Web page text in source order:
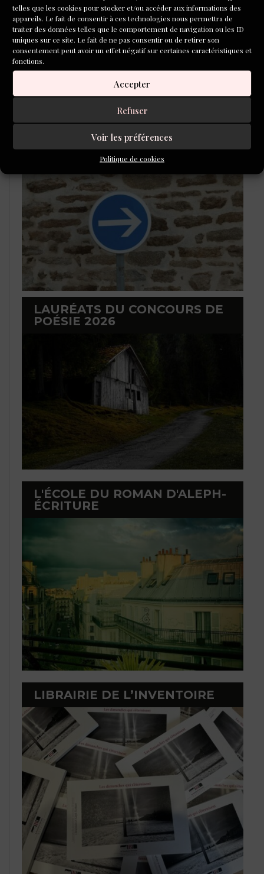
telles que les cookies pour stocker et/ou accéder aux informations des
appareils. Le fait de consentir à ces technologies nous permettra de
traiter des données telles que le comportement de navigation ou les ID
uniques sur ce site. Le fait de ne pas consentir ou de retirer son
consentement peut avoir un effet négatif sur certaines caractéristiques et
fonctions.
Accepter
Refuser
Voir les préférences
Politique de cookies
Écrire Paris avec Julia Perrin
« Un crabe dans la bouche », Mario Chioini
CONCOURS DE NOUVELLES
LAURÉATS DU CONCOURS DE
POÉSIE 2026
L'ÉCOLE DU ROMAN D'ALEPH-
ÉCRITURE
LIBRAIRIE DE L’INVENTOIRE